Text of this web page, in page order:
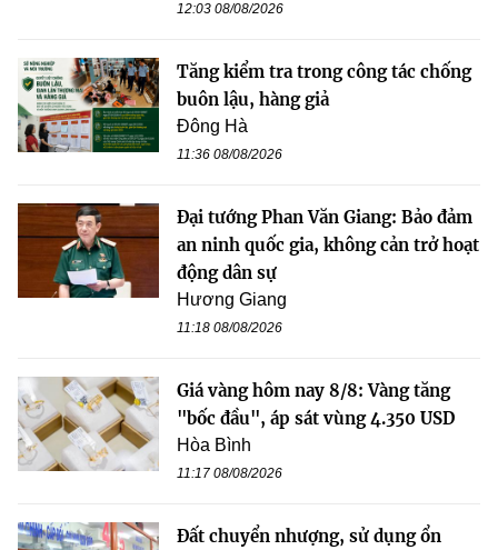
12:03 08/08/2026
Tăng kiểm tra trong công tác chống
buôn lậu, hàng giả
Đông Hà
11:36 08/08/2026
Đại tướng Phan Văn Giang: Bảo đảm
an ninh quốc gia, không cản trở hoạt
động dân sự
Hương Giang
11:18 08/08/2026
Giá vàng hôm nay 8/8: Vàng tăng
"bốc đầu", áp sát vùng 4.350 USD
Hòa Bình
11:17 08/08/2026
Đất chuyển nhượng, sử dụng ổn